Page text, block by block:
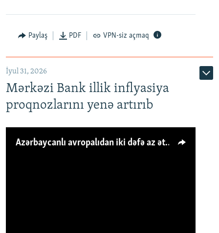
Paylaş PDF VPN-siz açmaq
İyul 31, 2026
Mərkəzi Bank illik inflyasiya
proqnozlarını yenə artırıb
Azərbaycanlı avropalıdan iki dəfə az ət yeyir, amma... 'Qiymət artımı qaçılmazdır'